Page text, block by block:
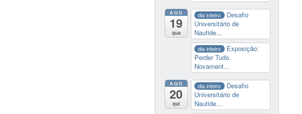
AGO
19
qua
dia inteiro
Desafio
Universitário de
Nautide...
dia inteiro
Exposição:
Perder Tudo.
Novament...
AGO
20
qui
dia inteiro
Desafio
Universitário de
Nautide...